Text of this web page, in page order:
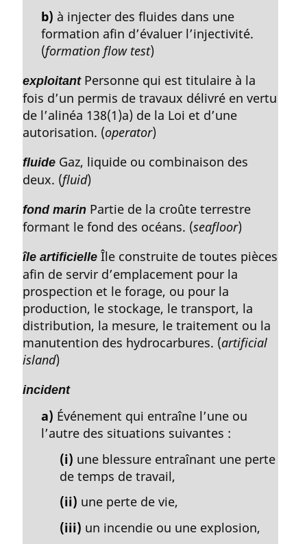
b) à injecter des fluides dans une
formation afin d’évaluer l’injectivité.
(formation flow test)
exploitantPersonne qui est titulaire à la
fois d’un permis de travaux délivré en vertu
de l’alinéa 138(1)a) de la Loi et d’une
autorisation. (operator)
fluide Gaz, liquide ou combinaison des
deux. (fluid)
fond marin Partie de la croûte terrestre
formant le fond des océans. (seafloor)
île artificielle Île construite de toutes pièces
afin de servir d’emplacement pour la
prospection et le forage, ou pour la
production, le stockage, le transport, la
distribution, la mesure, le traitement ou la
manutention des hydrocarbures. (artificial
island)
incident
a) Événement qui entraîne l’une ou
l’autre des situations suivantes :
(i) une blessure entraînant une perte
de temps de travail,
(ii) une perte de vie,
(iii) un incendie ou une explosion,